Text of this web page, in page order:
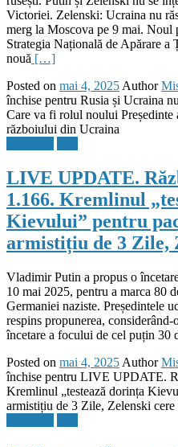
Victoriei. Zelenski: Ucraina nu
merg la Moscova pe 9 mai. Noul
Strategia Națională de Apărare a
nouă […]
Posted on mai 4, 2025 Author
închise pentru Rusia și Ucraina
Care va fi rolul noului
războiului din Ucraina
LIVE UPDATE.
1.166. Kremlinul
Kievului” pentru
armistițiu de 3 Zile,
Vladimir Putin a propus o
10 mai 2025, pentru a marca 80
Germaniei naziste. Președintele
respins propunerea,
încetare a focului de cel puțin 30
Posted on mai 4, 2025 Author
închise pentru LIVE UPDATE.
Kremlinul „testează dorința
armistițiu de 3 Zile, Zelenski cere